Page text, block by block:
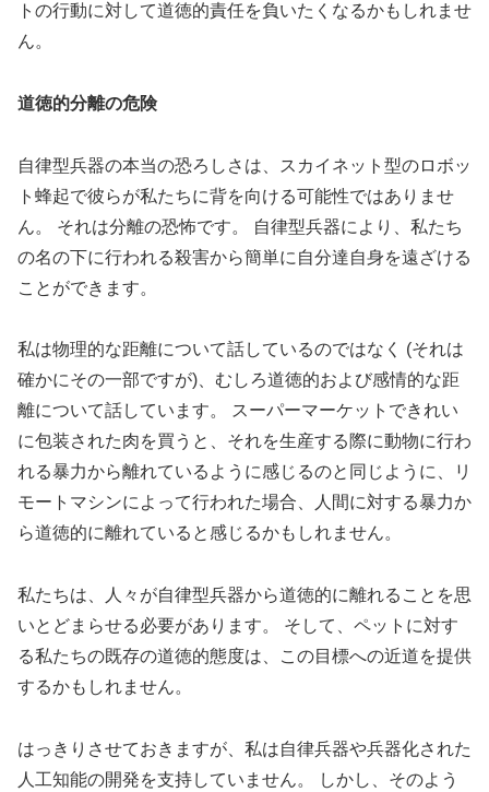
トの行動に対して道徳的責任を負いたくなるかもしれませ
ん。
道徳的分離の危険
自律型兵器の本当の恐ろしさは、スカイネット型のロボッ
ト蜂起で彼らが私たちに背を向ける可能性ではありませ
ん。 それは分離の恐怖です。 自律型兵器により、私たち
の名の下に行われる殺害から簡単に自分達自身を遠ざける
ことができます。
私は物理的な距離について話しているのではなく (それは
確かにその一部ですが)、むしろ道徳的および感情的な距
離について話しています。 スーパーマーケットできれい
に包装された肉を買うと、それを生産する際に動物に行わ
れる暴力から離れているように感じるのと同じように、リ
モートマシンによって行われた場合、人間に対する暴力か
ら道徳的に離れていると感じるかもしれません。
私たちは、人々が自律型兵器から道徳的に離れることを思
いとどまらせる必要があります。 そして、ペットに対す
る私たちの既存の道徳的態度は、この目標への近道を提供
するかもしれません。
はっきりさせておきますが、私は自律兵器や兵器化された
人工知能の開発を支持していません。 しかし、そのよう